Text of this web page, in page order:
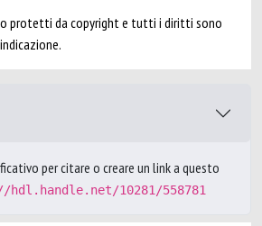
protetti da copyright e tutti i diritti sono
per citare o creare un link a questo
10281/558781